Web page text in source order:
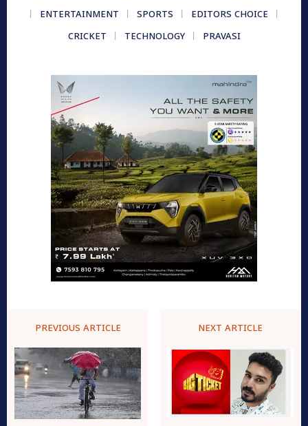
ENTERTAINMENT
SPORTS
EDITORS CHOICE
CRICKET
TECHNOLOGY PRAVASI
PREVIOUS ARTICLE NEXT ARTICLE